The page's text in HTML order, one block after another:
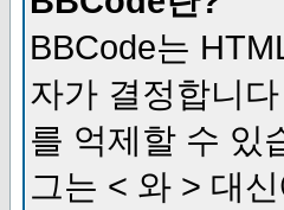
BBCode는
자가 결정합니
를 억제할 수 있
그는 < 와 > 대